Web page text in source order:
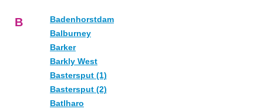
B
Badenhorstdam
Balburney
Barker
Barkly West
Bastersput (1)
Bastersput (2)
Batlharo